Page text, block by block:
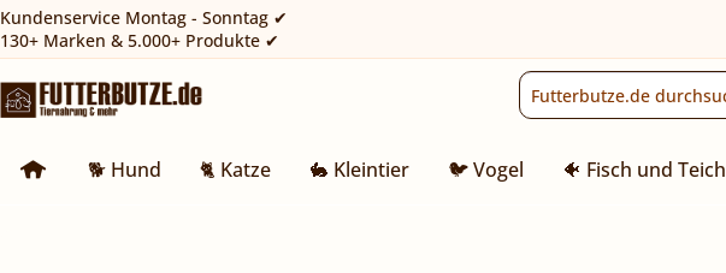
Kundenservice Montag - Sonntag ✔
130+ Marken & 5.000+ Produkte ✔
🐕 Hund 🐈 Katze 🐇 Kleintier 🐦 Vogel 🐠 Fisch und Teich